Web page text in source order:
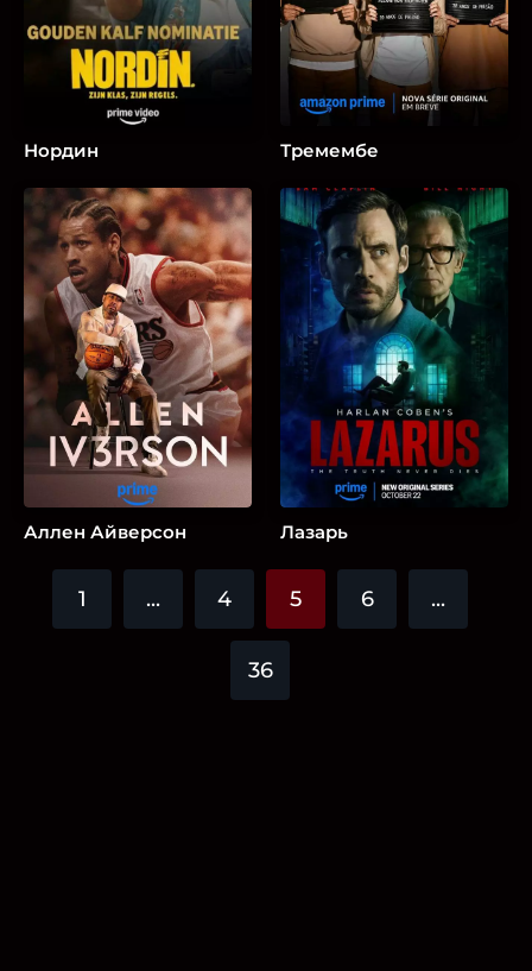
Нордин Тремембе
Аллен Айверсон Лазарь
1 ... 4 5 6 ...
36